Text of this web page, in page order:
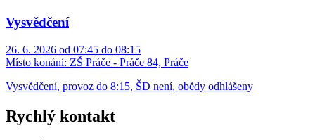
Vysvědčení
26. 6. 2026 od 07:45 do 08:15
Místo konání: ZŠ Práče - Práče 84, Práče
Vysvědčení, provoz do 8:15, ŠD není, obědy odhlášeny
Rychlý kontakt